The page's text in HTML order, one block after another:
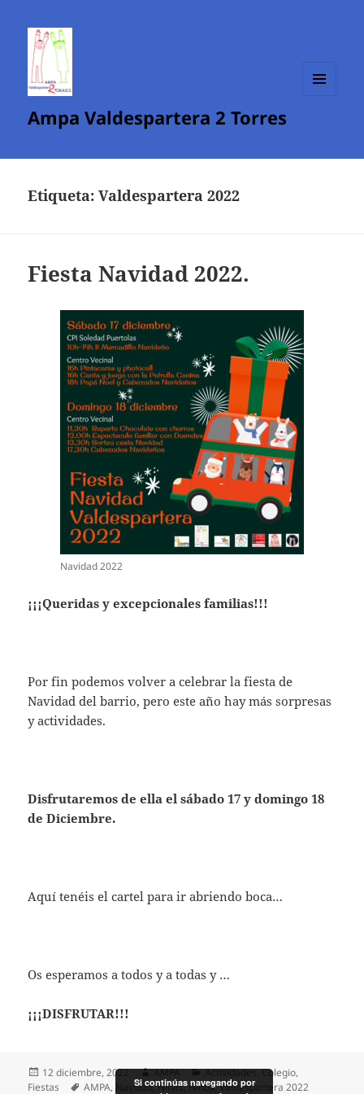
Ampa Valdespartera 2 Torres
Etiqueta:Valdespartera 2022
Fiesta Navidad 2022.
Navidad 2022
¡¡¡Queridas y excepcionales familias!!!
Por fin podemos volver a celebrar la fiesta de
Navidad del barrio, pero este año hay más sorpresas
y actividades.
Disfrutaremos de ella el sábado 17 y domingo 18
de Diciembre.
Aquí tenéis el cartel para ir abriendo boca…
Os esperamos a todos y a todas y …
¡¡¡DISFRUTAR!!!
Publicado
el
12 diciembre, 2022 Autor
AMPA Categorías
Actividades,Colegio,
Fiestas
Etiquetas
AMPA, Navidad,Niñas,Niños,Valdespartera 2022
Si continúas navegando por